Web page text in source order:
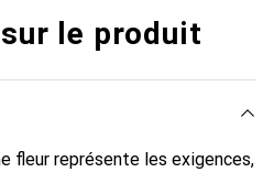
le produit
fleur représente les exigences,